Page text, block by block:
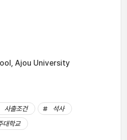
Ajou University
사출조건
석사
대학교